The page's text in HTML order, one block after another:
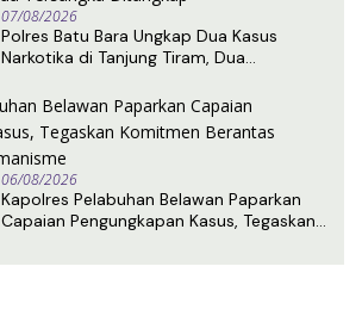
07/08/2026
Polres Batu Bara Ungkap Dua Kasus
Narkotika di Tanjung Tiram, Dua
06/08/2026
Kapolres Pelabuhan Belawan Paparkan
Capaian Pengungkapan Kasus, Tegaskan